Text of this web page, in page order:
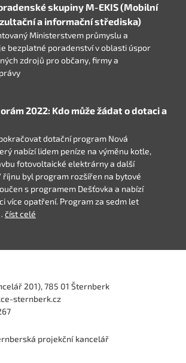
skupiny M-EKIS (Mobilní
a informační střediska)
Ministerstvem průmyslu a
bezplatné poradenství v oblasti úspor
zdrojů pro občany, firmy a
2022: Kdo může žádat o dotaci a
dotační program Nová
nabízí lidem peníze na výměnu kotle,
fotovoltaické elektrárny a další
říjnu byl program rozšířen na bytové
s programem Dešťovka a nabízí
více opatření. Program za sedm let
číst celé
201), 785 01 Šternberk
sternberk.cz
projekční kancelář